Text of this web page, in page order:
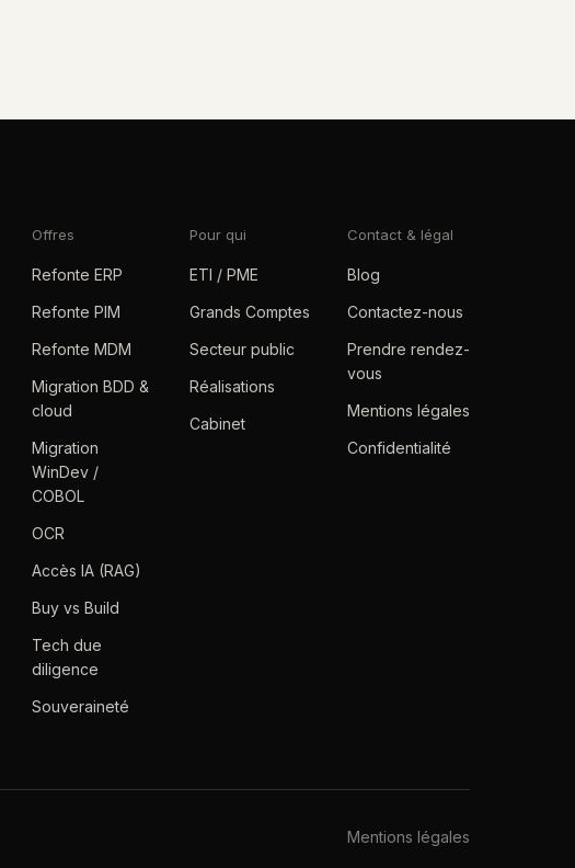
Offres
Refonte ERP
Refonte PIM
Refonte MDM
Migration BDD &
cloud
Migration
WinDev /
COBOL
OCR
Accès IA (RAG)
Buy vs Build
Tech due
diligence
Souveraineté
Pour qui
ETI / PME
Grands Comptes
Secteur public
Réalisations
Cabinet
Contact & légal
Blog
Contactez-nous
Prendre rendez-
vous
Mentions légales
Confidentialité
Mentions légales